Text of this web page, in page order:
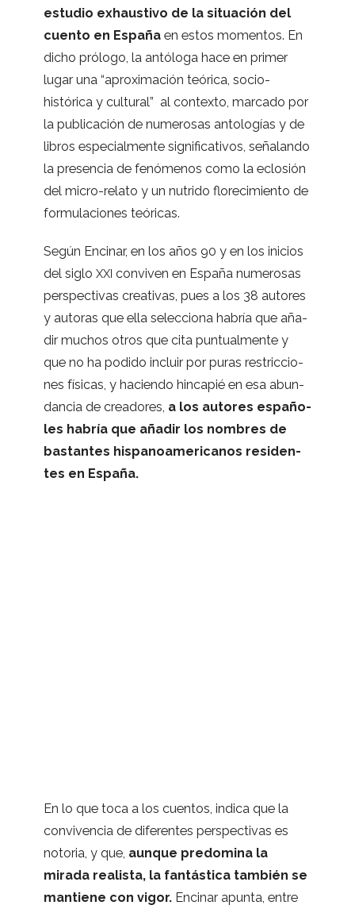
estu­dio exhaus­tivo de la situa­ción del
cuento en Españaen estos momen­tos. En
dicho pró­logo, la antó­loga hace en pri­mer
lugar una “apro­xi­ma­ción teó­rica, socio-
histórica y cul­tu­ral” al con­texto, mar­cado por
la publi­ca­ción de nume­ro­sas anto­lo­gías y de
libros espe­cial­mente sig­ni­fi­ca­ti­vos, seña­lando
la pre­sen­cia de fenó­me­nos como la eclo­sión
del micro-relato y un nutrido flo­re­ci­miento de
for­mu­la­cio­nes teóricas.
Según Enci­nar, en los años 90 y en los inicios
del siglo XXI con­vi­ven en España nume­ro­sas
pers­pec­ti­vas crea­ti­vas, pues a los 38 auto­res
y auto­ras que ella selec­ciona habría que aña­
dir muchos otros que cita pun­tual­mente y
que no ha podido incluir por puras res­tric­cio­
nes físi­cas, y haciendo hin­ca­pié en esa abun­
dan­cia de crea­do­res, a los auto­res espa­ño­
les habría que aña­dir los nom­bres de
bas­tan­tes his­pa­noa­me­ri­ca­nos resi­den­
tes en España.
En lo que toca a los cuen­tos, indica que la
con­vi­ven­cia de dife­ren­tes pers­pec­ti­vas es
noto­ria, y que, aun­que pre­do­mina la
mirada rea­lista, la fan­tás­tica tam­bién se
man­tiene con vigor.Enci­nar apunta, entre